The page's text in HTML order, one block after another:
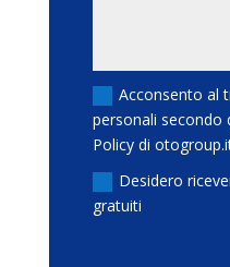
Acconsento al
personali secondo
Policy di
Desidero
gratuiti